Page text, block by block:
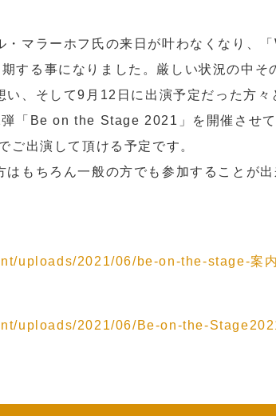
・マラーホフ氏の来日が叶わなくなり
する事になりました。厳しい状況の中そ
、そして9月12日に出演予定だった方
「Be on the Stage 2021」を開催させて
ご出演して頂ける予定です。
もちろん一般の方でも参加することが
uploads/2021/06/be-on-the-stage-案
uploads/2021/06/Be-on-the-